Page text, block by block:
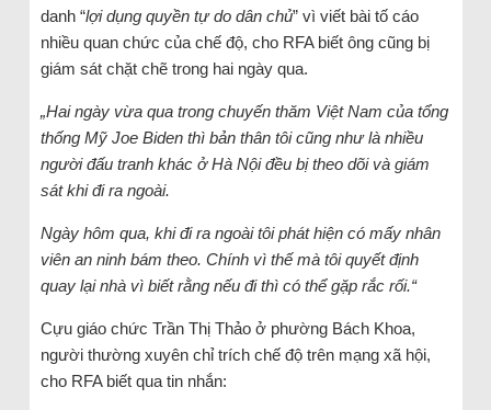
danh “lợi dụng quyền tự do dân chủ” vì viết bài tố cáo
nhiều quan chức của chế độ, cho RFA biết ông cũng bị
giám sát chặt chẽ trong hai ngày qua.
„Hai ngày vừa qua trong chuyến thăm Việt Nam của tổng
thống Mỹ Joe Biden thì bản thân tôi cũng như là nhiều
người đấu tranh khác ở Hà Nội đều bị theo dõi và giám
sát khi đi ra ngoài.
Ngày hôm qua, khi đi ra ngoài tôi phát hiện có mấy nhân
viên an ninh bám theo. Chính vì thế mà tôi quyết định
quay lại nhà vì biết rằng nếu đi thì có thể gặp rắc rối.“
Cựu giáo chức Trần Thị Thảo ở phường Bách Khoa,
người thường xuyên chỉ trích chế độ trên mạng xã hội,
cho RFA biết qua tin nhắn: